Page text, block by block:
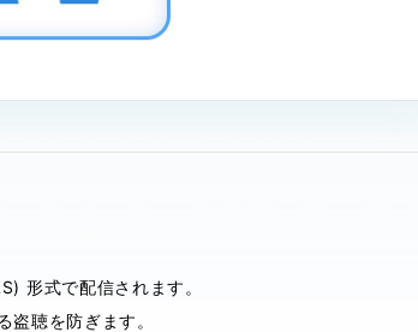
形式で配信されます。
聴を防ぎます。